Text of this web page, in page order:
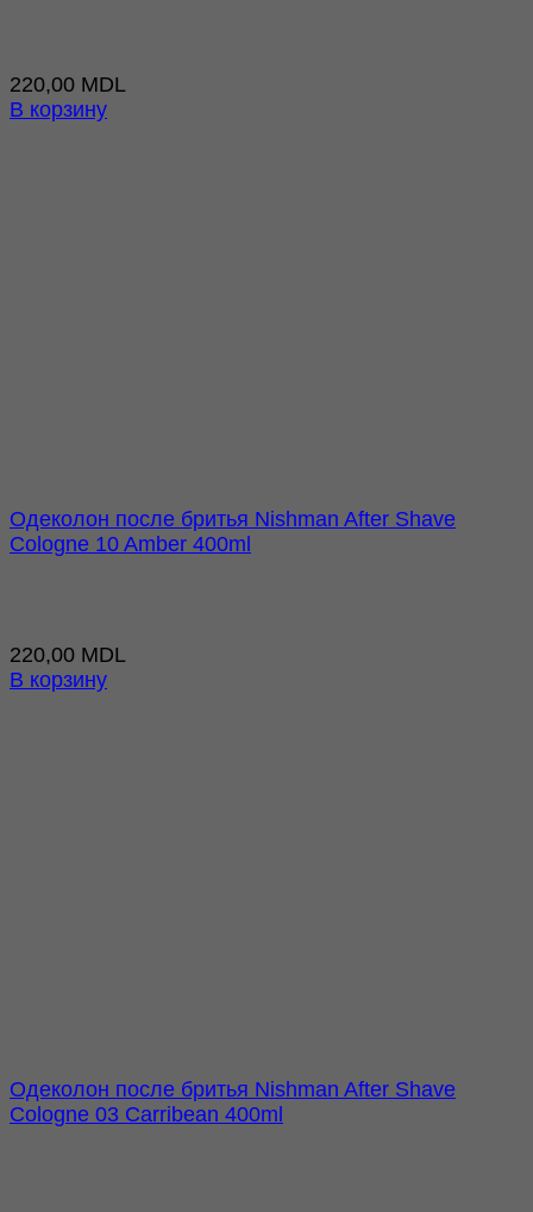
220,00 MDL
В корзину
Одеколон после бритья Nishman After Shave
Cologne 10 Amber 400ml
220,00 MDL
В корзину
Одеколон после бритья Nishman After Shave
Cologne 03 Carribean 400ml